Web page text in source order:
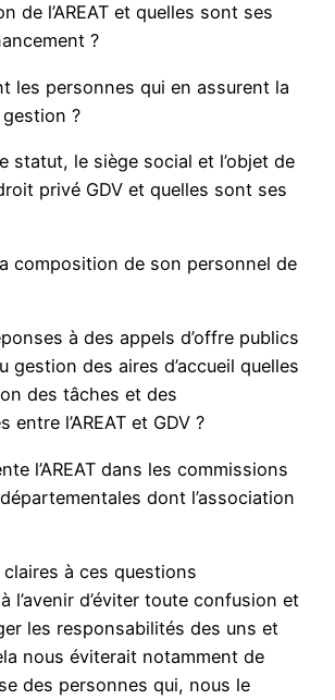
de l’AREAT et quelles sont ses
?
les personnes qui en assurent la
?
statut, le siège social et l’objet de
privé GDV et quelles sont ses
composition de son personnel de
à des appels d’offre publics
gestion des aires d’accueil quelles
des tâches et des
entre l’AREAT et GDV ?
l’AREAT dans les commissions
dont l’association
à ces questions
l’avenir d’éviter toute confusion et
les responsabilités des uns et
nous éviterait notamment de
des personnes qui, nous le